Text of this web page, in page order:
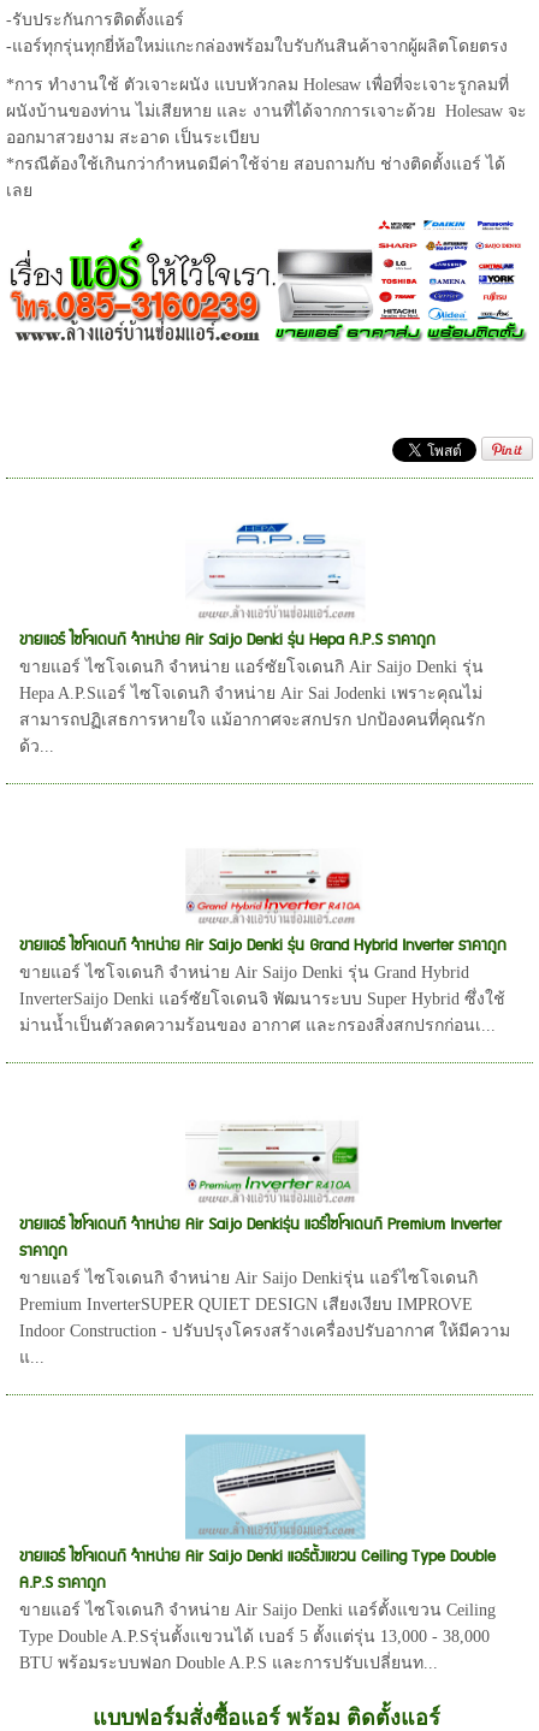
-รับประกันการติดตั้งแอร์
-แอร์ทุกรุ่นทุกยี่ห้อใหม่แกะกล่องพร้อมใบรับกันสินค้าจากผู้ผลิตโดยตรง
*การ ทำงานใช้ ตัวเจาะผนัง แบบหัวกลม Holesaw เพื่อที่จะเจาะรูกลมที่
ผนังบ้านของท่าน ไม่เสียหาย และ งานที่ได้จากการเจาะด้วย Holesaw จะ
ออกมาสวยงาม สะอาด เป็นระเบียบ
*กรณีต้องใช้เกินกว่ากำหนดมีค่าใช้จ่าย สอบถามกับ ช่างติดตั้งแอร์ ได้
เลย
ขายแอร์ ไซโจเดนกิ จำหน่าย Air Saijo Denki รุ่น Hepa A.P.S ราคาถูก
ขายแอร์ ไซโจเดนกิ จำหน่าย แอร์ซัยโจเดนกิ Air Saijo Denki รุ่น
Hepa A.P.Sแอร์ ไซโจเดนกิ จำหน่าย Air Sai Jodenki เพราะคุณไม่
สามารถปฏิเสธการหายใจ แม้อากาศจะสกปรก ปกป้องคนที่คุณรัก
ด้ว...
ขายแอร์ ไซโจเดนกิ จำหน่าย Air Saijo Denki รุ่น Grand Hybrid Inverter ราคาถูก
ขายแอร์ ไซโจเดนกิ จำหน่าย Air Saijo Denki รุ่น Grand Hybrid
InverterSaijo Denki แอร์ซัยโจเดนจิ พัฒนาระบบ Super Hybrid ซึ่งใช้
ม่านน้ำเป็นตัวลดความร้อนของ อากาศ และกรองสิ่งสกปรกก่อนเ...
ขายแอร์ ไซโจเดนกิ จำหน่าย Air Saijo Denkiรุ่น แอร์ไซโจเดนกิ Premium Inverter
ราคาถูก
ขายแอร์ ไซโจเดนกิ จำหน่าย Air Saijo Denkiรุ่น แอร์ไซโจเดนกิ
Premium InverterSUPER QUIET DESIGN เสียงเงียบ IMPROVE
Indoor Construction - ปรับปรุงโครงสร้างเครื่องปรับอากาศ ให้มีความ
แ...
ขายแอร์ ไซโจเดนกิ จำหน่าย Air Saijo Denki แอร์ตั้งแขวน Ceiling Type Double
A.P.S ราคาถูก
ขายแอร์ ไซโจเดนกิ จำหน่าย Air Saijo Denki แอร์ตั้งแขวน Ceiling
Type Double A.P.Sรุ่นตั้งแขวนได้ เบอร์ 5 ตั้งแต่รุ่น 13,000 - 38,000
BTU พร้อมระบบฟอก Double A.P.S และการปรับเปลี่ยนท...
แบบฟอร์มสั่งซื้อแอร์ พร้อม ติดตั้งแอร์